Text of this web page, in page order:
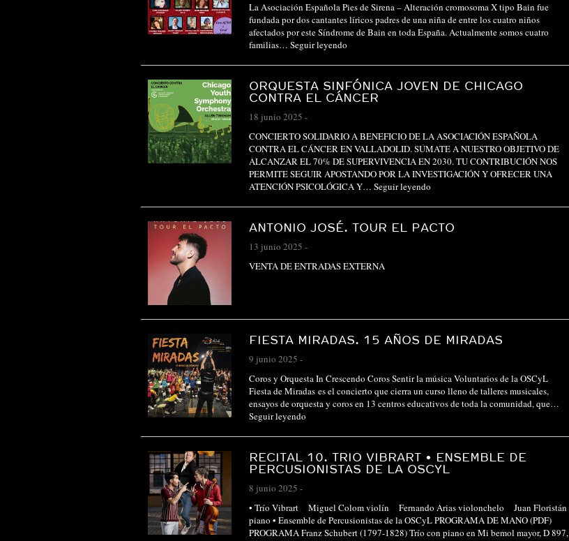
La Asociación Española Pies de Sirena – Alteración cromosoma X tipo Bain fue
fundada por dos cantantes líricos padres de una niña de entre los cuatro niños
afectados por este Síndrome de Bain en toda España. Actualmente somos cuatro
familias… Seguir leyendo
ORQUESTA SINFÓNICA JOVEN DE CHICAGO
CONTRA EL CÁNCER
18 junio 2025 -
CONCIERTO SOLIDARIO A BENEFICIO DE LA ASOCIACIÓN ESPAÑOLA
CONTRA EL CÁNCER EN VALLADOLID. SÚMATE A NUESTRO OBJETIVO DE
ALCANZAR EL 70% DE SUPERVIVENCIA EN 2030. TU CONTRIBUCIÓN NOS
PERMITE SEGUIR APOSTANDO POR LA INVESTIGACIÓN Y OFRECER UNA
ATENCIÓN PSICOLÓGICA Y… Seguir leyendo
ANTONIO JOSÉ. TOUR EL PACTO
13 junio 2025 -
VENTA DE ENTRADAS EXTERNA
FIESTA MIRADAS. 15 AÑOS DE MIRADAS
9 junio 2025 -
Coros y Orquesta In Crescendo Coros Sentir la música Voluntarios de la OSCyL
Fiesta de Miradas es el concierto que cierra un curso lleno de talleres musicales,
ensayos de orquesta y coros en 13 centros educativos de toda la comunidad, que…
Seguir leyendo
RECITAL 10. TRIO VIBRART • ENSEMBLE DE
PERCUSIONISTAS DE LA OSCYL
8 junio 2025 -
• Trío Vibrart Miguel Colom violín Fernando Arias violonchelo Juan Floristán
piano • Ensemble de Percusionistas de la OSCyL PROGRAMA DE MANO (PDF)
PROGRAMA Franz Schubert (1797-1828) Trío con piano en Mi bemol mayor, D 897,